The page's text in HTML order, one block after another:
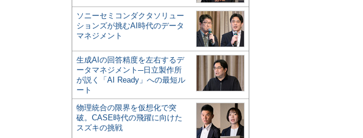
ソニーセミコンダクタソリュー
ションズが挑むAI時代のデータ
マネジメント
生成AIの回答精度を左右するデ
ータマネジメント─日立製作所
が説く「AI Ready」への最短ル
ート
物理統合の限界を仮想化で突
破。CASE時代の飛躍に向けた
スズキの挑戦